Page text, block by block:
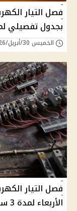
بجدول تفصيلي
الخميس 30/أبريل/2026 - 06:56 م
فصل التيار
الأربعاء لمدة 3 ساعات لأعمال الصيانة